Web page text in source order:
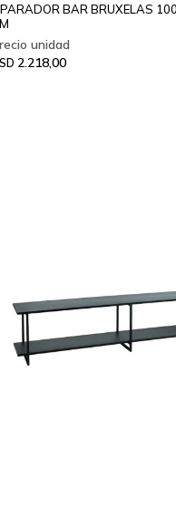
BAR BRUXELAS
2.218,00